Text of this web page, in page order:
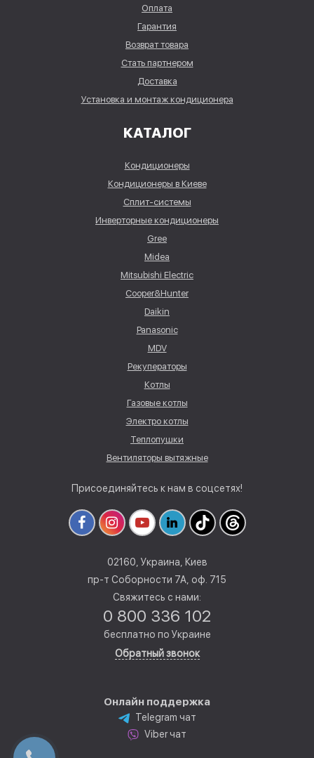
Оплата
Гарантия
Возврат товара
Стать партнером
Доставка
Установка и монтаж кондиционера
КАТАЛОГ
Кондиционеры
Кондиционеры в Киеве
Сплит-системы
Инверторные кондиционеры
Gree
Midea
Mitsubishi Electric
Cooper&Hunter
Daikin
Panasonic
MDV
Рекуператоры
Котлы
Газовые котлы
Электро котлы
Теплопушки
Вентиляторы вытяжные
Присоединяйтесь к нам в соцсетях!
02160, Украина, Киев
пр-т Соборности 7А, оф. 715
Свяжитесь с нами:
0 800 336 102
бесплатно по Украине
Обратный звонок
Онлайн поддержка
Telegram чат
Viber чат